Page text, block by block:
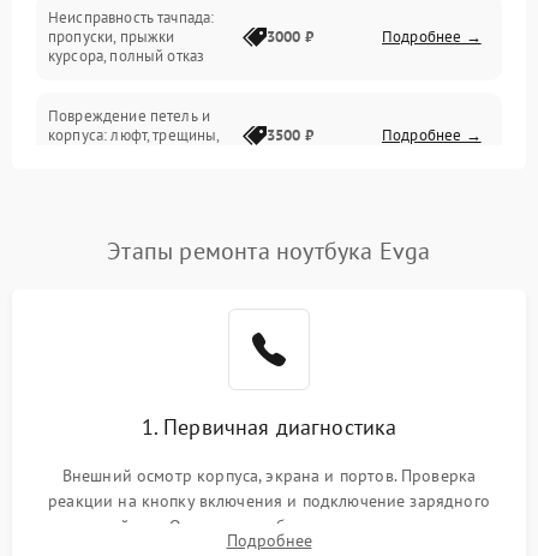
Сеть и интернет
Неисправность тачпада:
пропуски, прыжки
курсора, полный отказ
3000 ₽ Подробнее →
Повреждение петель и
корпуса: люфт, трещины,
3500 ₽ Подробнее →
невозможность зарядки,
2500 ₽ Подробнее →
2000 ₽
Перегрев из‑за пыли,
неисправности кулера
Выход из строя SSD или
HDD: медленная загрузка,
Этапы ремонта ноутбука Evga
1. Первичная диагностика
Внешний осмотр корпуса, экрана и портов. Проверка
реакции на кнопку включения и подключение зарядного
устройства. Оценка потребления тока с помощью
лабораторного блока питания для локализации проблемы.
Подробнее